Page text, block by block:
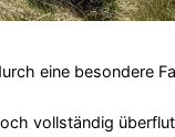
eine besondere
vollständig